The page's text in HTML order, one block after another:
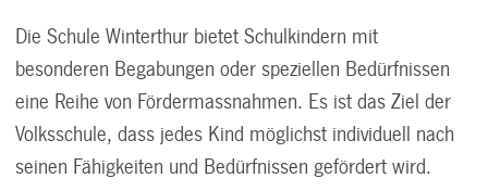
Die Schule Winterthur bietet Schulkindern mit
besonderen Begabungen oder speziellen Bedürfnissen
eine Reihe von Fördermassnahmen. Es ist das Ziel der
Volksschule, dass jedes Kind möglichst individuell nach
seinen Fähigkeiten und Bedürfnissen gefördert wird.